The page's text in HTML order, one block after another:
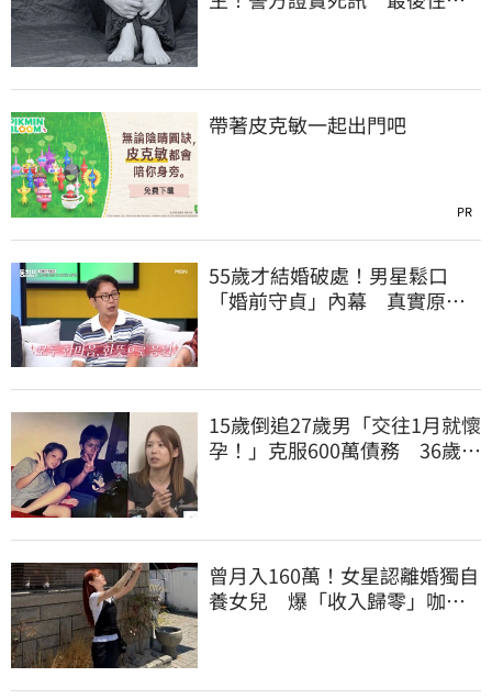
帶著皮克敏一起出門吧
PR
55歲才結婚破處！男星鬆口
「婚前守貞」內幕 真實原因
15歲倒追27歲男「交往1月就懷
孕！」克服600萬債務 36歲美
曾月入160萬！女星認離婚獨自
養女兒 爆「收入歸零」咖啡